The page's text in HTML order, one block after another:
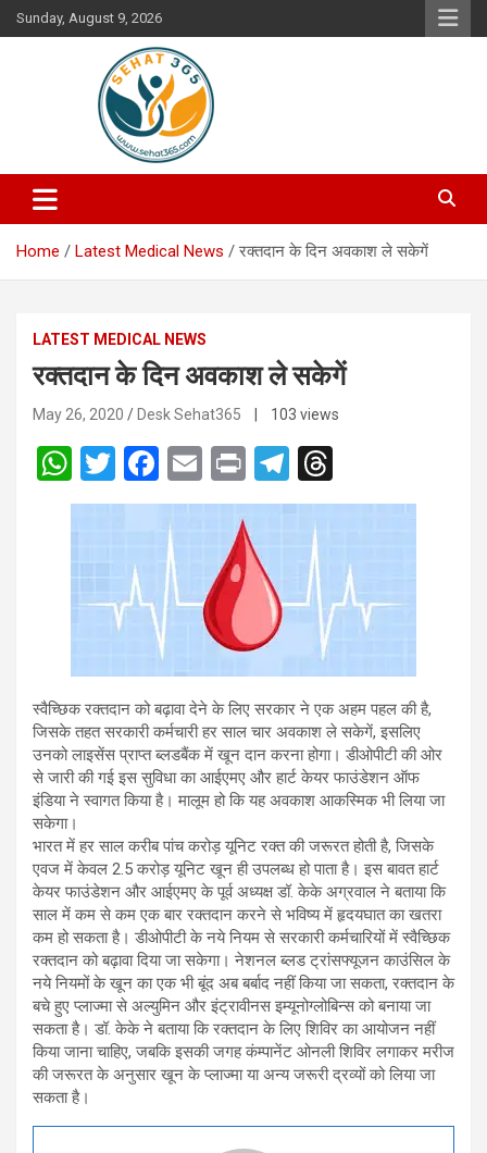
Skip
to
Sunday, August 9, 2026
Sehat365
Your's Complete Health Guide
Home Latest Medical News रक्तदान के दिन अवकाश ले सकेगें
LATEST MEDICAL NEWS
रक्तदान के दिन अवकाश ले सकेगें
May 26, 2020 Desk Sehat365 | 103 views
W
h
A
p
T
wi
er
F
a
ce
b
o
o
k
E
m
ail
Pr
in
t
T
el
gr
a
m
hr
a
d
स्वैच्छिक रक्तदान को बढ़ावा देने के लिए सरकार ने एक अहम पहल की है,
जिसके तहत सरकारी कर्मचारी हर साल चार अवकाश ले सकेगें, इसलिए
उनको लाइसेंस प्राप्त ब्लडबैंक में खून दान करना होगा। डीओपीटी की ओर
से जारी की गई इस सुविधा का आईएमए और हार्ट केयर फाउंडेशन ऑफ
इंडिया ने स्वागत किया है। मालूम हो कि यह अवकाश आकस्मिक भी लिया जा
सकेगा।
भारत में हर साल करीब पांच करोड़ यूनिट रक्त की जरूरत होती है, जिसके
एवज में केवल 2.5 करोड़ यूनिट खून ही उपलब्ध हो पाता है। इस बावत हार्ट
केयर फाउंडेशन और आईएमए के पूर्व अध्यक्ष डॉ. केके अग्रवाल ने बताया कि
साल में कम से कम एक बार रक्तदान करने से भविष्य में हृदयघात का खतरा
कम हो सकता है। डीओपीटी के नये नियम से सरकारी कर्मचारियों में स्वैच्छिक
रक्तदान को बढ़ावा दिया जा सकेगा। नेशनल ब्लड ट्रांसफ्यूजन काउंसिल के
नये नियमों के खून का एक भी बूंद अब बर्बाद नहीं किया जा सकता, रक्तदान के
बचे हुए प्लाज्मा से अल्युमिन और इंट्रावीनस इम्यूनोग्लोबिन्स को बनाया जा
सकता है। डॉ. केके ने बताया कि रक्तदान के लिए शिविर का आयोजन नहीं
किया जाना चाहिए, जबकि इसकी जगह कंम्पानेंट ओनली शिविर लगाकर मरीज
की जरूरत के अनुसार खून के प्लाज्मा या अन्य जरूरी द्रव्यों को लिया जा
सकता है।